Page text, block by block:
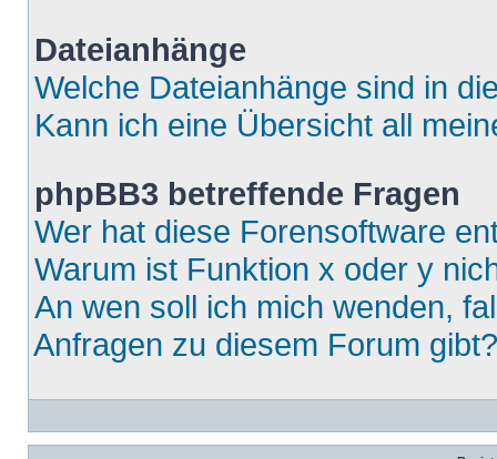
Dateianhänge
Welche Dateianhänge sind in
Kann ich eine Übersicht all
phpBB3 betreffende Fragen
Wer hat diese Forensoftware
Warum ist Funktion x oder y
An wen soll ich mich wenden,
Anfragen zu diesem Forum gibt?